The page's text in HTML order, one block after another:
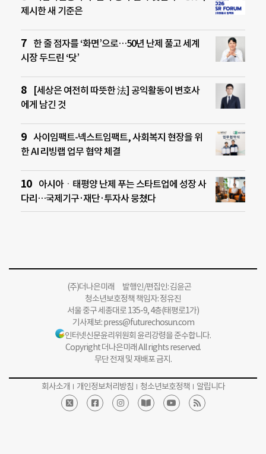
제시한 새 기준은
한 줄 점자를 ‘화면’으로…50년 난제 풀고 세계
시장 두드린 ‘닷’
[세상은 여전히 따뜻한 法] 공익활동이 변호사
에게 남긴 것
사이임팩트-넥스트임팩트, 사회복지 현장을 위
한 AI 리빙랩 업무 협약 체결
아시아ㆍ태평양 난제 푸는 스타트업에 성장 사
다리…국제기구·재단·투자사 뭉쳤다
(주)더나은미래 발행인/편집인: 김윤곤
청소년보호정책 책임자: 정유진
서울 중구 세종대로 135-9, 4층(태평로1가)
기사제보:press@futurechosun.com
인터넷신문윤리위원회 윤리강령을 준수합니다.
Copyright 더나은미래 All rights reserved.
무단 전재 및 재배포 금지.
회사소개 개인정보처리방침 청소년보호정책 알립니다